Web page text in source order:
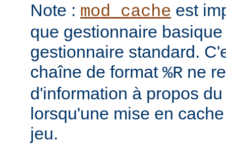
Note : mod_cache est
que gestionnaire
gestionnaire standard.
chaîne de format %R ne
d'information à propos
lorsqu'une mise en
jeu.